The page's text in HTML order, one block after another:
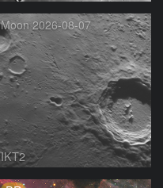
Moon 2026-08-07
IKT2